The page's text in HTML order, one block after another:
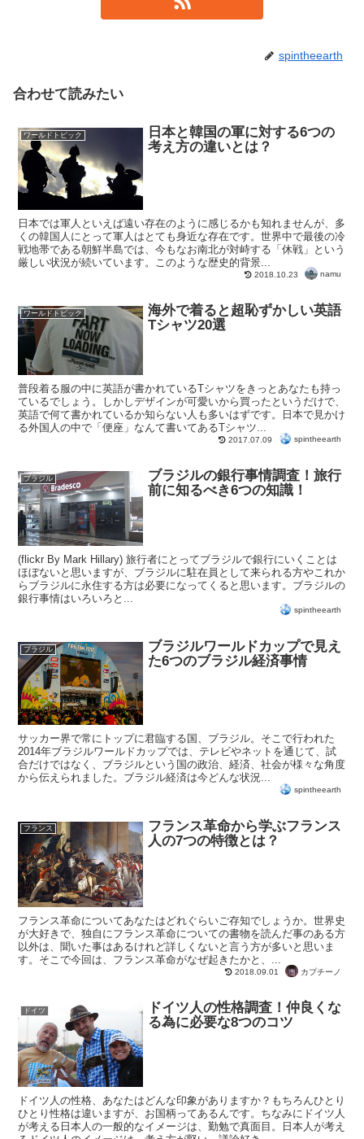
spintheearth
合わせて読みたい
ワールドトピック
日本と韓国の軍に対する6つの
考え方の違いとは？
日本では軍人といえば遠い存在のように感じるかも知れませんが、多
くの韓国人にとって軍人はとても身近な存在です。世界中で最後の冷
戦地帯である朝鮮半島では、今もなお南北が対峙する「休戦」という
厳しい状況が続いています。このような歴史的背景...
2018.10.23 namu
ワールドトピック
海外で着ると超恥ずかしい英語
Tシャツ20選
普段着る服の中に英語が書かれているTシャツをきっとあなたも持っ
ているでしょう。しかしデザインが可愛いから買ったというだけで、
英語で何て書かれているか知らない人も多いはずです。日本で見かけ
る外国人の中で「便座」なんて書いてあるTシャツ...
2017.07.09 spintheearth
ブラジル
ブラジルの銀行事情調査！旅行
前に知るべき6つの知識！
(flickr By Mark Hillary) 旅行者にとってブラジルで銀行にいくことは
ほぼないと思いますが、ブラジルに駐在員として来られる方やこれか
らブラジルに永住する方は必要になってくると思います。ブラジルの
銀行事情はいろいろと...
spintheearth
ブラジル
ブラジルワールドカップで見え
た6つのブラジル経済事情
サッカー界で常にトップに君臨する国、ブラジル。そこで行われた
2014年ブラジルワールドカップでは、テレビやネットを通じて、試
合だけではなく、ブラジルという国の政治、経済、社会が様々な角度
から伝えられました。ブラジル経済は今どんな状況...
spintheearth
フランス
フランス革命から学ぶフランス
人の7つの特徴とは？
フランス革命についてあなたはどれぐらいご存知でしょうか。世界史
が大好きで、独自にフランス革命についての書物を読んだ事のある方
以外は、聞いた事はあるけれど詳しくないと言う方が多いと思いま
す。そこで今回は、フランス革命がなぜ起きたかと、...
2018.09.01 カプチーノ
ドイツ
ドイツ人の性格調査！仲良くな
る為に必要な8つのコツ
ドイツ人の性格、あなたはどんな印象がありますか？もちろんひとり
ひとり性格は違いますが、お国柄ってあるんです。ちなみにドイツ人
が考える日本人の一般的なイメージは、勤勉で真面目。日本人が考え